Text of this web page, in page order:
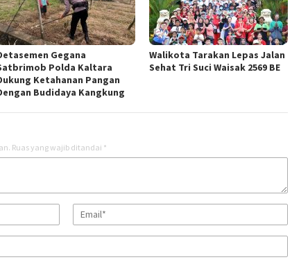
Gegana
Polda Kaltara
Ketahanan Pangan
Budidaya Kangkung
Walikota Tarakan Lepas Jalan
Sehat Tri Suci Waisak 2569 BE
Ruas yang wajib ditandai *